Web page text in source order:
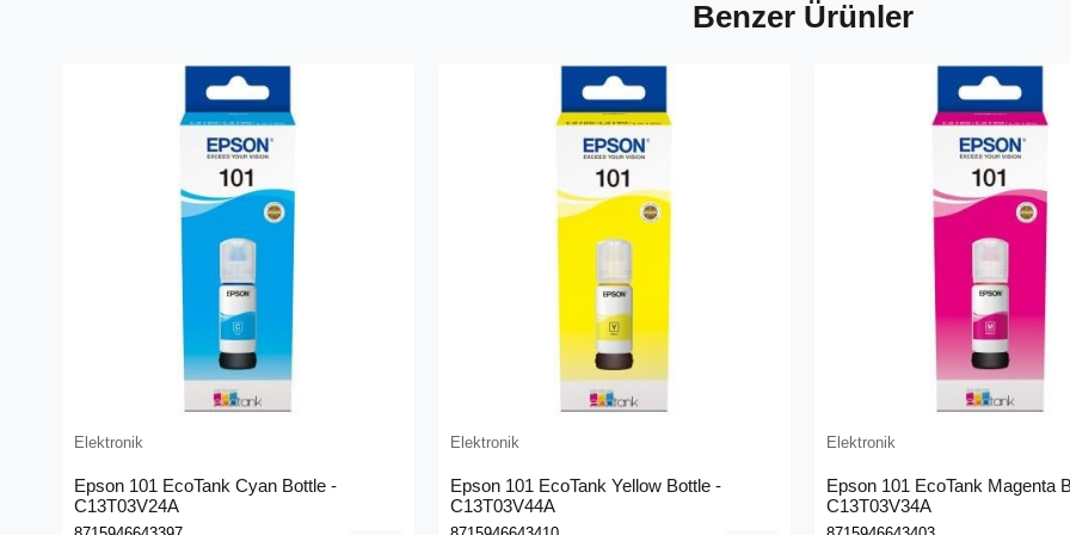
Benzer Ürünler
Elektronik
Epson 101 EcoTank Cyan Bottle -
C13T03V24A
Elektronik
Epson 101 EcoTank Yellow Bottle -
C13T03V44A
Elektronik
Epson 101 EcoTank Magenta
C13T03V34A